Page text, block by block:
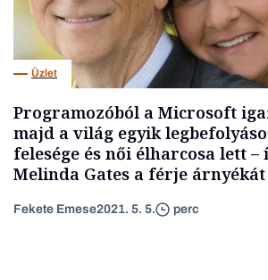
Üzlet
Programozóból a Microsoft
majd a világ egyik
felesége és női élharcosa lett
Melinda Gates a férje árnyékát
Fekete Emese2021. 5. 5. perc